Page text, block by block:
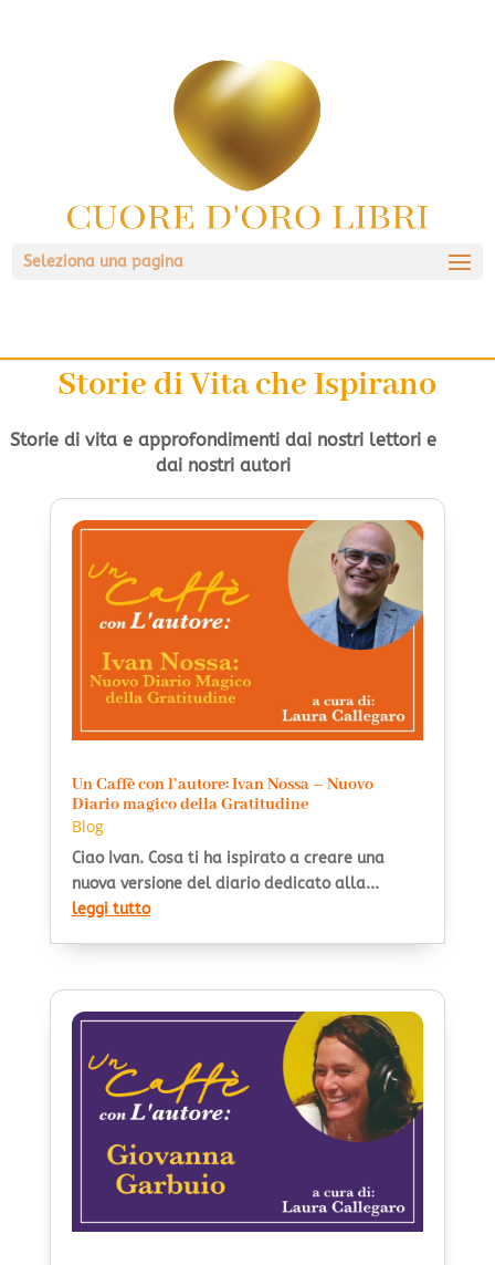
Seleziona una pagina
Storie di Vita che Ispirano
Storie di vita e approfondimenti dai nostri lettori e
dai nostri autori
Un Caffè con l’autore: Ivan Nossa – Nuovo
Diario magico della Gratitudine
Blog
Ciao Ivan. Cosa ti ha ispirato a creare una
nuova versione del diario dedicato alla...
leggi tutto